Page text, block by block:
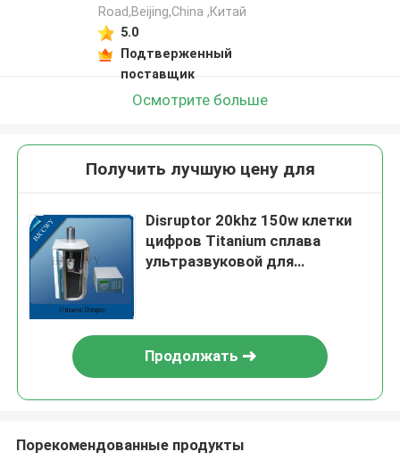
Road,Beijing,China ,Китай
5.0
Подтверженный
поставщик
Осмотрите больше
Получить лучшую цену для
Disruptor 20khz 150w клетки
цифров Titanium сплава
ультразвуковой для
Продолжать
Порекомендованные продукты